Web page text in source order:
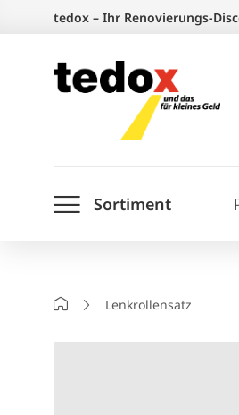
springen
tedox – Ihr Renovierungs-
Sortiment
StartseiteLenkrollensatz